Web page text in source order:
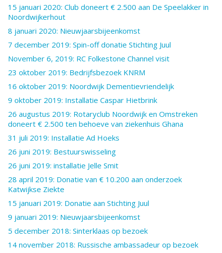
15 januari 2020: Club doneert € 2.500 aan De Speelakker in
Noordwijkerhout
8 januari 2020: Nieuwjaarsbijeenkomst
7 december 2019: Spin-off donatie Stichting Juul
November 6, 2019: RC Folkestone Channel visit
23 oktober 2019: Bedrijfsbezoek KNRM
16 oktober 2019: Noordwijk Dementievriendelijk
9 oktober 2019: Installatie Caspar Hietbrink
26 augustus 2019: Rotaryclub Noordwijk en Omstreken
doneert € 2.500 ten behoeve van ziekenhuis Ghana
31 juli 2019: Installatie Ad Hoeks
26 juni 2019: Bestuurswisseling
26 juni 2019: installatie Jelle Smit
28 april 2019: Donatie van € 10.200 aan onderzoek
Katwijkse Ziekte
15 januari 2019: Donatie aan Stichting Juul
9 januari 2019: Nieuwjaarsbijeenkomst
5 december 2018: Sinterklaas op bezoek
14 november 2018: Russische ambassadeur op bezoek